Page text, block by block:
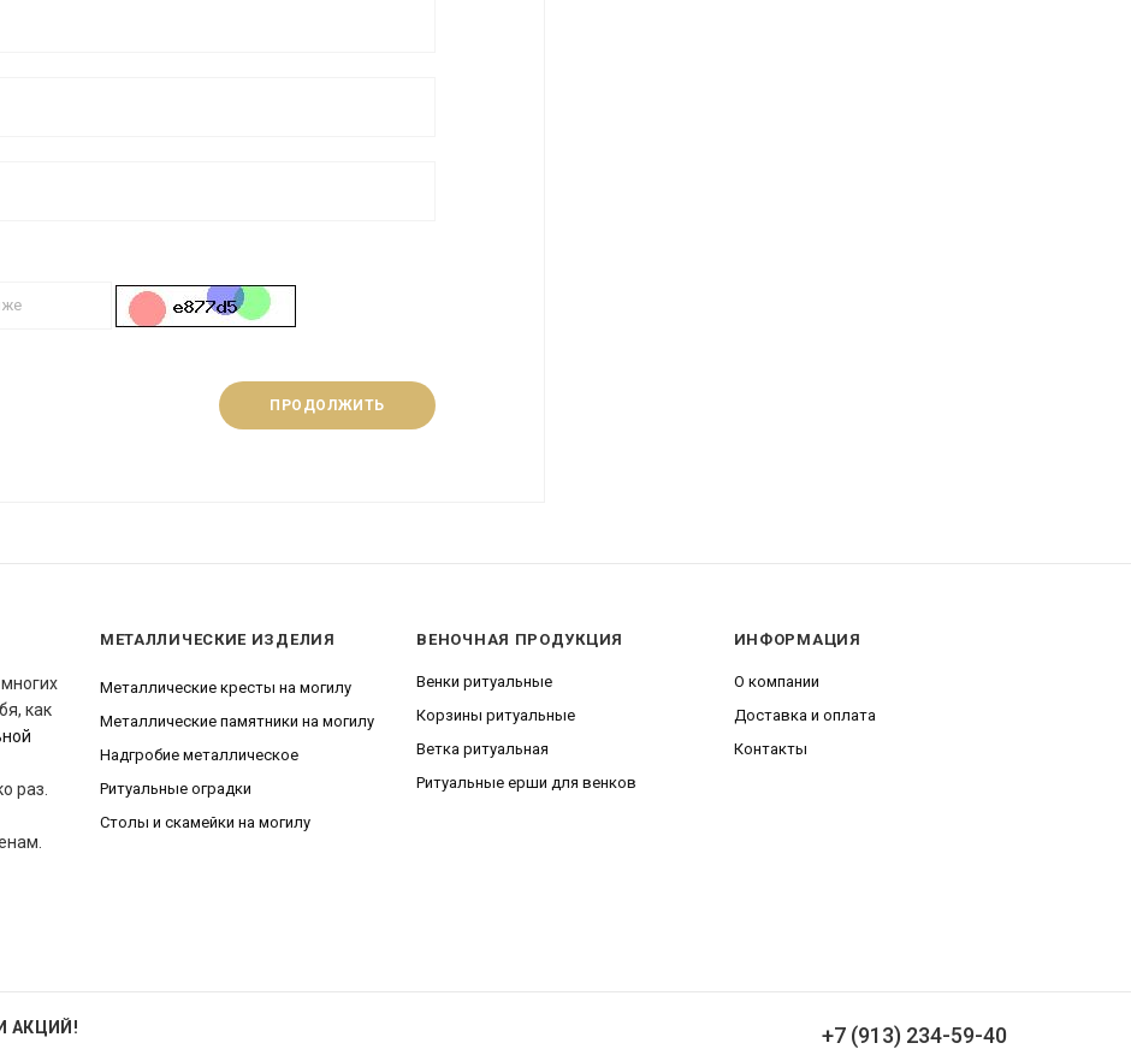
ПРОДОЛЖИТЬ
как
раз.
МЕТАЛЛИЧЕСКИЕ ИЗДЕЛИЯ
Металлические кресты на могилу
Металлические памятники на могилу
Надгробие металлическое
Ритуальные оградки
Столы и скамейки на могилу
ВЕНОЧНАЯ ПРОДУКЦИЯ
Венки ритуальные
Корзины ритуальные
Ветка ритуальная
Ритуальные ерши для венков
ИНФОРМАЦИЯ
О компании
Доставка и оплата
Контакты
АКЦИЙ! +7 (913) 234-59-40